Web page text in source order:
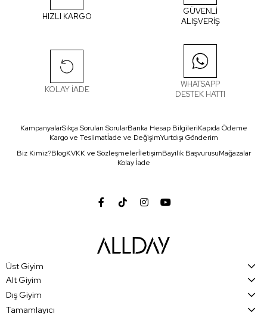
HIZLI KARGO
GÜVENLİ
ALIŞVERİŞ
KOLAY İADE
WHATSAPP
DESTEK HATTI
KampanyalarSıkça Sorulan SorularBanka Hesap BilgileriKapıda Ödeme
Kargo ve Teslimatİade ve DeğişimYurtdışı Gönderim
Biz Kimiz?BlogKVKK ve SözleşmelerİletişimBayilik BaşvurusuMağazalar
Kolay İade
Üst Giyim
Alt Giyim
Dış Giyim
Tamamlayıcı